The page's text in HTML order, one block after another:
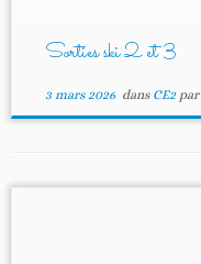
Sorties ski 2 et 3
3 mars 2026dans CE2 par